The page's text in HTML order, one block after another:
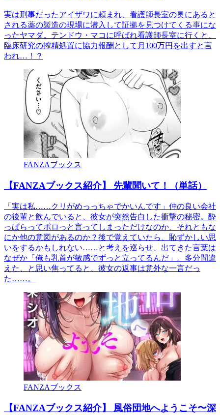
実は刑事だったアイザワに頼まれ、看護師長室の奥にあると
される薬の製造の現場に潜入して証拠を見つけてくる事にな
ったヤマダ。テンドウ・マコに呼ばれ看護師長室に行くと、
臨床研究の搾精処置に協力報酬として月100万円を出すと言
われ…！？
FANZAブックス
【FANZAブックス紹介】 先輩聞いて！（単話）
「実は私……クリがめっっちゃでかいんです」仲の良い会社
の後輩と飲んでいると、彼女が突然告白した衝撃の秘密。酔
っぱらってポロっと言ってしまっただけなのか、それともな
にか他の意図があるのか？後で覚えていたら、恥ずかしい思
いをするかもしれない……と考えを巡らせ、出てきた言葉は
なぜか「俺も乳首が敏感でずっと立ってるんだ」。多分間違
えた、と思い焦ってると、彼女の返事は意外な一言だっ
た……。
FANZAブックス
【FANZAブックス紹介】 風俗団地へようこそ〜深